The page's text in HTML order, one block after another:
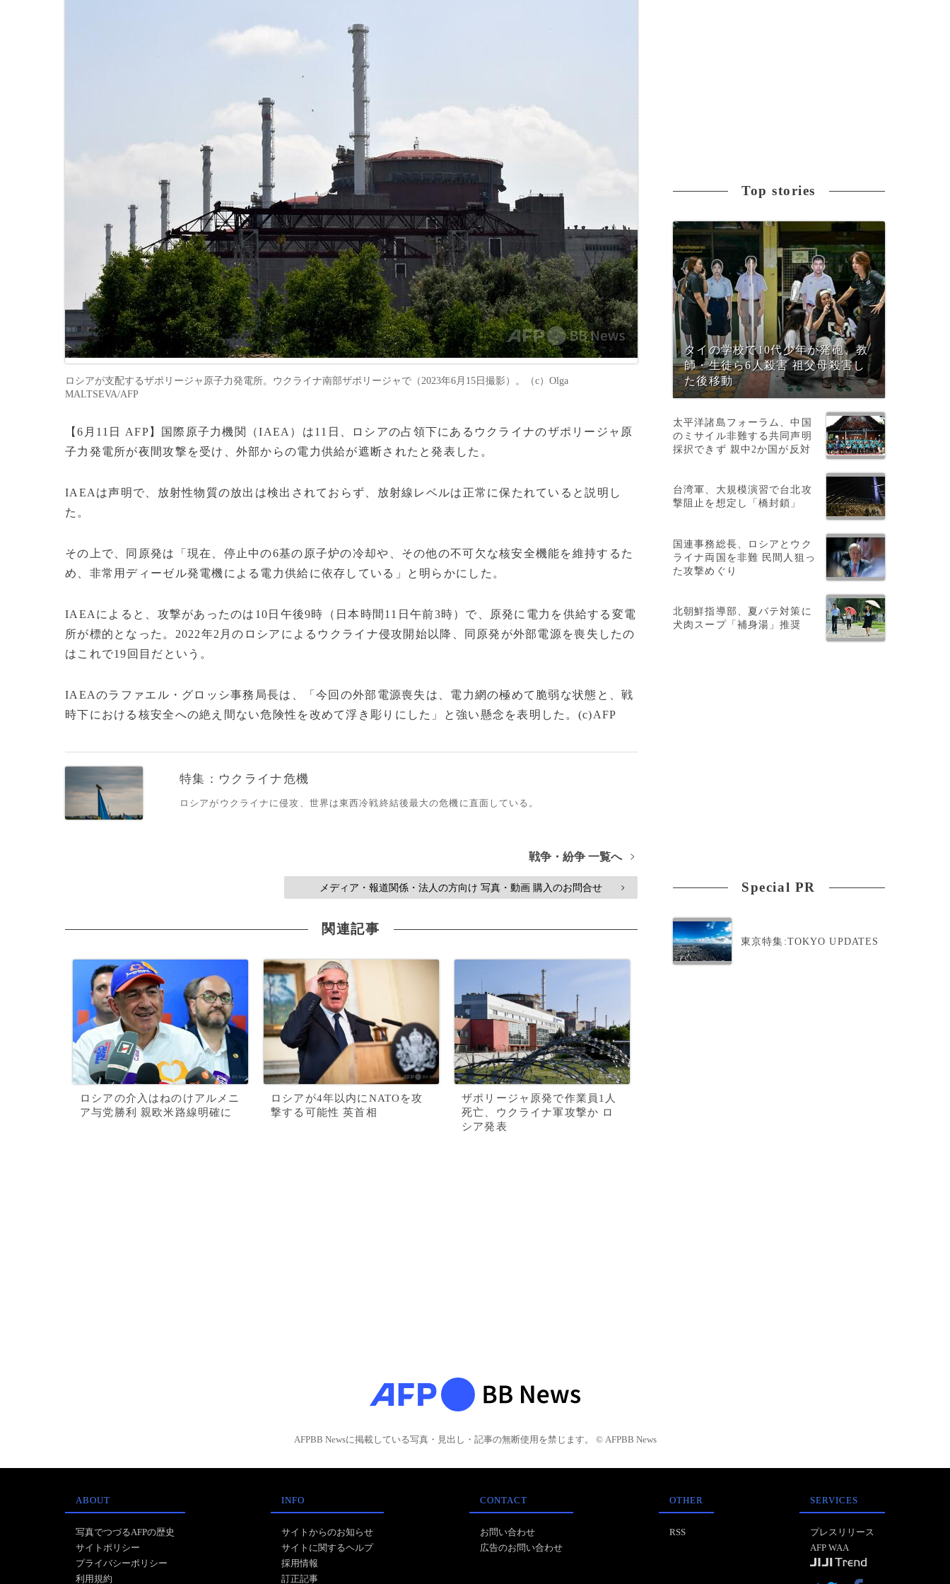
ロシアが支配するザポリージャ原子力発電所。ウクライナ南部ザポリージャで（2023年6月15日撮影）。（c）Olga
MALTSEVA/AFP
【6月11日 AFP】国際原子力機関（IAEA）は11日、ロシアの占領下にあるウクライナのザポリージャ原
子力発電所が夜間攻撃を受け、外部からの電力供給が遮断されたと発表した。
IAEAは声明で、放射性物質の放出は検出されておらず、放射線レベルは正常に保たれていると説明し
た。
その上で、同原発は「現在、停止中の6基の原子炉の冷却や、その他の不可欠な核安全機能を維持するた
め、非常用ディーゼル発電機による電力供給に依存している」と明らかにした。
IAEAによると、攻撃があったのは10日午後9時（日本時間11日午前3時）で、原発に電力を供給する変電
所が標的となった。2022年2月のロシアによるウクライナ侵攻開始以降、同原発が外部電源を喪失したの
はこれで19回目だという。
IAEAのラファエル・グロッシ事務局長は、「今回の外部電源喪失は、電力網の極めて脆弱な状態と、戦
時下における核安全への絶え間ない危険性を改めて浮き彫りにした」と強い懸念を表明した。(c)AFP
特集：ウクライナ危機
ロシアがウクライナに侵攻、世界は東西冷戦終結後最大の危機に直面している。
戦争・紛争 一覧へ >
メディア・報道関係・法人の方向け 写真・動画 購入のお問合せ >
関連記事
ロシアの介入はねのけアルメニ
ア与党勝利 親欧米路線明確に
ロシアが4年以内にNATOを攻
撃する可能性 英首相
ザポリージャ原発で作業員1人
死亡、ウクライナ軍攻撃か ロ
シア発表
Top stories
タイの学校で10代少年が発砲、教
師・生徒ら6人殺害 祖父母殺害し
た後移動
太平洋諸島フォーラム、中国
のミサイル非難する共同声明
採択できず 親中2か国が反対
台湾軍、大規模演習で台北攻
撃阻止を想定し「橋封鎖」
国連事務総長、ロシアとウク
ライナ両国を非難 民間人狙っ
た攻撃めぐり
北朝鮮指導部、夏バテ対策に
犬肉スープ「補身湯」推奨
Special PR
東京特集:TOKYO UPDATES
AFPBB Newsに掲載している写真・見出し・記事の無断使用を禁じます。 © AFPBB News
ABOUT
写真でつづるAFPの歴史
サイトポリシー
プライバシーポリシー
利用規約
INFO
サイトからのお知らせ
サイトに関するヘルプ
採用情報
訂正記事
CONTACT
お問い合わせ
広告のお問い合わせ
OTHER
RSS
SERVICES
プレスリリース
AFP WAA